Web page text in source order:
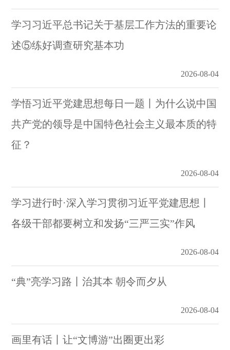
学习习近平总书记关于基层工作方法的重要论
述⑤练好调查研究基本功
2026-08-04
学悟习近平党建思想每日一题丨为什么说中国
共产党的领导是中国特色社会主义最本质的特
征？
2026-08-04
学习进行时·深入学习贯彻习近平党建思想丨
各级干部都要树立和发扬“三严三实”作风
2026-08-04
“典”亮学习路丨治其本 朝令而夕从
2026-08-04
画里有话丨让“文博游”出圈更出彩